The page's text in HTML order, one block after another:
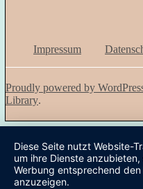
Impressum
Proudly powered by
Library.
Diese Seite nutzt Website-
um ihre Dienste
Werbung entsprechend
anzuzeigen.